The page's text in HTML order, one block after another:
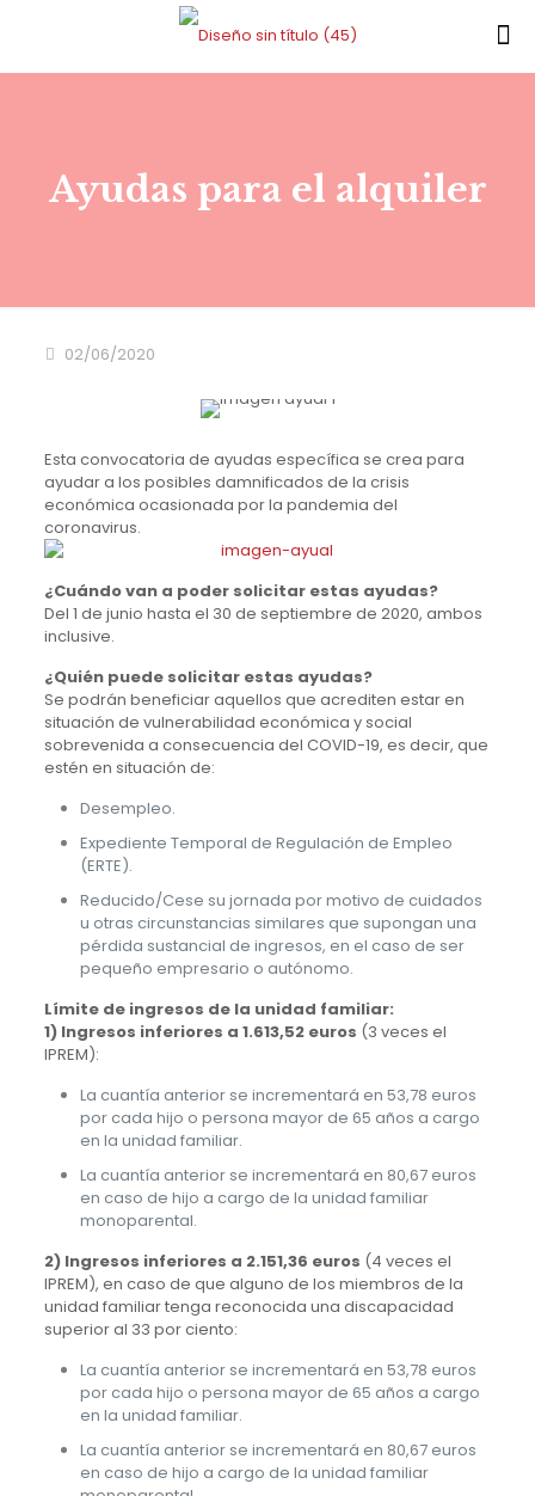
Ayudas para el alquiler
02/06/2020
Esta convocatoria de ayudas específica se crea para
ayudar a los posibles damnificados de la crisis
económica ocasionada por la pandemia del
coronavirus.
¿Cuándo van a poder solicitar estas ayudas?
Del 1 de junio hasta el 30 de septiembre de 2020, ambos
inclusive.
¿Quién puede solicitar estas ayudas?
Se podrán beneficiar aquellos que acrediten estar en
situación de vulnerabilidad económica y social
sobrevenida a consecuencia del COVID-19, es decir, que
estén en situación de:
Desempleo.
Expediente Temporal de Regulación de Empleo
(ERTE).
Reducido/Cese su jornada por motivo de cuidados
u otras circunstancias similares que supongan una
pérdida sustancial de ingresos, en el caso de ser
pequeño empresario o autónomo.
Límite de ingresos de la unidad familiar:
1) Ingresos inferiores a 1.613,52 euros (3 veces el
IPREM):
La cuantía anterior se incrementará en 53,78 euros
por cada hijo o persona mayor de 65 años a cargo
en la unidad familiar.
La cuantía anterior se incrementará en 80,67 euros
en caso de hijo a cargo de la unidad familiar
monoparental.
2) Ingresos inferiores a 2.151,36 euros (4 veces el
IPREM), en caso de que alguno de los miembros de la
unidad familiar tenga reconocida una discapacidad
superior al 33 por ciento:
La cuantía anterior se incrementará en 53,78 euros
por cada hijo o persona mayor de 65 años a cargo
en la unidad familiar.
La cuantía anterior se incrementará en 80,67 euros
en caso de hijo a cargo de la unidad familiar